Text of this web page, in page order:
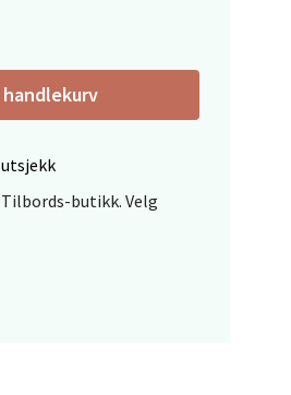
handlekurv
butikk. Velg